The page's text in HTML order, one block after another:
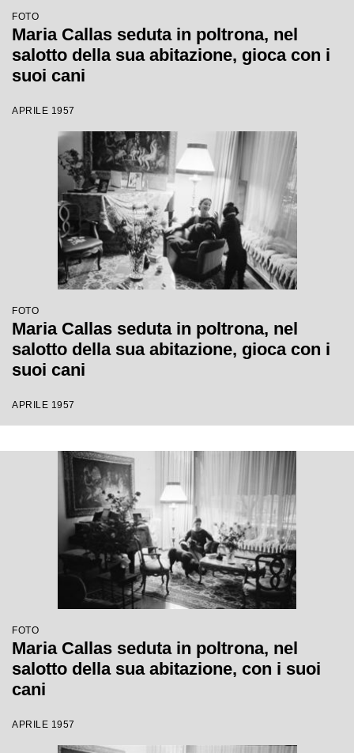
FOTO
Maria Callas seduta in poltrona, nel
salotto della sua abitazione, gioca con i
suoi cani
APRILE 1957
FOTO
Maria Callas seduta in poltrona, nel
salotto della sua abitazione, gioca con i
suoi cani
APRILE 1957
FOTO
Maria Callas seduta in poltrona, nel
salotto della sua abitazione, con i suoi
cani
APRILE 1957